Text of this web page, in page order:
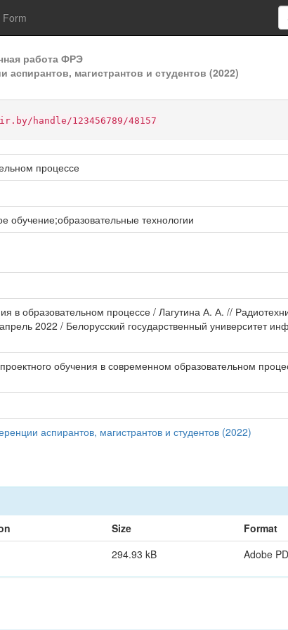
Form
работа ФРЭ
магистрантов и студентов (2022)
handle/123456789/48157
процессе
обучение;образовательные технологии
в образовательном процессе / Лагутина А. А. //
2022 / Белорусский государственный университет
обучения в современном образовательном
аспирантов, магистрантов и студентов (2022)
Size
Format
294.93 kB Adobe